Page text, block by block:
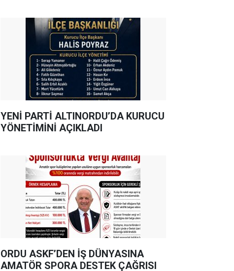
YENİ PARTİ ALTINORDU’DA KURUCU
YÖNETİMİNİ AÇIKLADI
ORDU ASKF’DEN İŞ DÜNYASINA
AMATÖR SPORA DESTEK ÇAĞRISI